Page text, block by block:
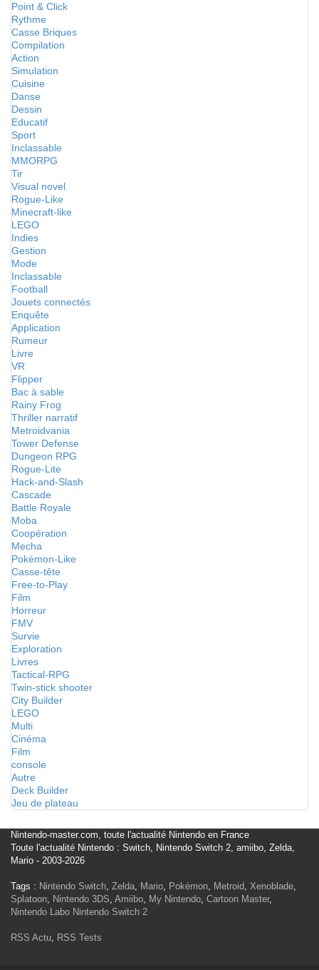
Point & Click
Rythme
Casse Briques
Compilation
Action
Simulation
Cuisine
Danse
Dessin
Educatif
Sport
Inclassable
MMORPG
Tir
Visual novel
Rogue-Like
Minecraft-like
LEGO
Indies
Gestion
Mode
Inclassable
Football
Jouets connectés
Enquête
Application
Rumeur
Livre
VR
Flipper
Bac à sable
Rainy Frog
Thriller narratif
Metroidvania
Tower Defense
Dungeon RPG
Rogue-Lite
Hack-and-Slash
Cascade
Battle Royale
Moba
Coopération
Mecha
Pokémon-Like
Casse-tête
Free-to-Play
Film
Horreur
FMV
Survie
Exploration
Livres
Tactical-RPG
Twin-stick shooter
City Builder
LEGO
Multi
Cinéma
Film
console
Autre
Deck Builder
Jeu de plateau
Nintendo-master.com, toute l'actualité Nintendo en France
Toute l'actualité Nintendo : Switch, Nintendo Switch 2, amiibo, Zelda,
Mario - 2003-2026
Tags : Nintendo Switch, Zelda, Mario, Pokémon, Metroid, Xenoblade,
Splatoon, Nintendo 3DS, Amiibo, My Nintendo, Cartoon Master,
Nintendo Labo Nintendo Switch 2
RSS Actu, RSS Tests